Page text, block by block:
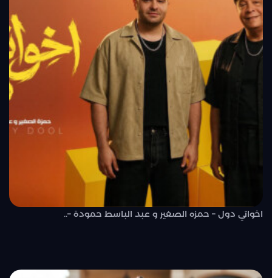
اخواتي دول – حمزه الصغير و عبد الباسط حمودة –..